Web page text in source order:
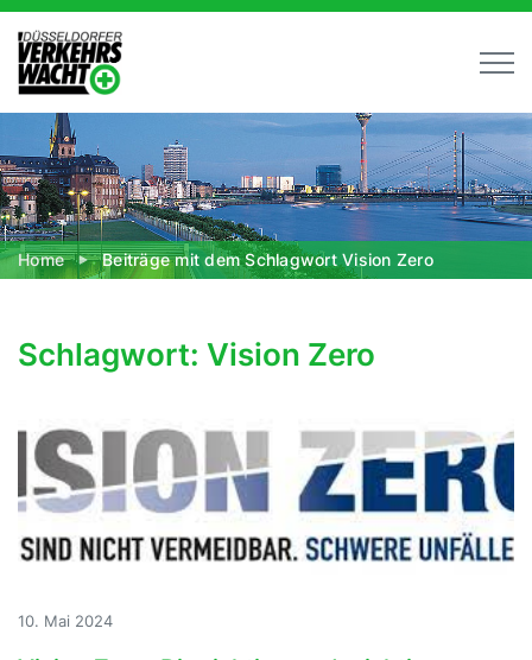
Home Beiträge mit dem Schlagwort Vision Zero
Schlagwort: Vision Zero
10. Mai 2024